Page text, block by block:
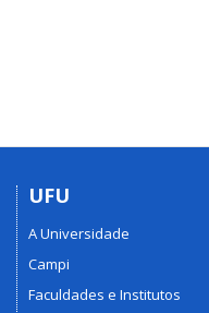
UFU
A Universidade
Campi
Faculdades e Institutos